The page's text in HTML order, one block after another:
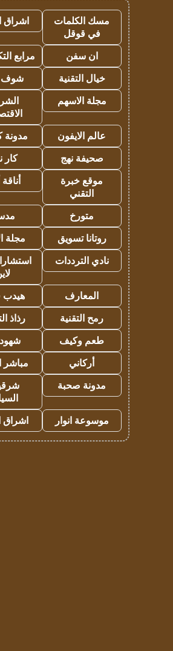
مسك الكلمات
في قوقل
اشراق
ان سفن
مرابع
خيال التقنية
شوف
مجلة الاسهم
عالم الايفون
مدونة
صحيفة نهج
كار
موقع خبرة
التقني
متورخ
روتانا تسويق
مجلة
نادي الترددات
المعارف
هيدب
رمح التقنية
رذاذ
طعم وكيف
أركاني
مباشر
مدونة صحبة
موسوعة انوار
اشراق